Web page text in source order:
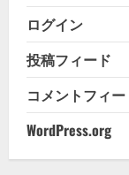
ログイン
投稿フィード
コメントフィー
WordPress.org